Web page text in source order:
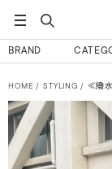
BRAND
HOME STYLING ≪撥水